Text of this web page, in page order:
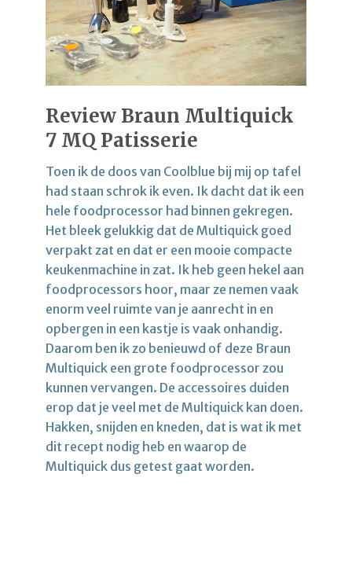
Review Braun Multiquick
7 MQ Patisserie
Toen ik de doos van Coolblue bij mij op tafel
had staan schrok ik even. Ik dacht dat ik een
hele foodprocessor had binnen gekregen.
Het bleek gelukkig dat de Multiquick goed
verpakt zat en dat er een mooie compacte
keukenmachine in zat. Ik heb geen hekel aan
foodprocessors hoor, maar ze nemen vaak
enorm veel ruimte van je aanrecht in en
opbergen in een kastje is vaak onhandig.
Daarom ben ik zo benieuwd of deze Braun
Multiquick een grote foodprocessor zou
kunnen vervangen. De accessoires duiden
erop dat je veel met de Multiquick kan doen.
Hakken, snijden en kneden, dat is wat ik met
dit recept nodig heb en waarop de
Multiquick dus getest gaat worden.